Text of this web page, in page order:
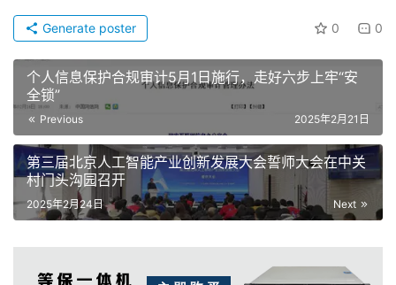
0 0
Generate poster
个人信息保护合规审计5月1日施行，走好六步上牢“安
全锁”
Previous 2025年2月21日
第三届北京人工智能产业创新发展大会誓师大会在中关
村门头沟园召开
Next
2025年2月24日